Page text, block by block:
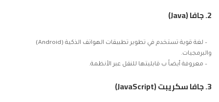
2. جافا (Java)
– لغة قوية تستخدم في تطوير تطبيقات الهواتف الذكية (Android)
والبرمجيات.
– معروفة أيضاً ب قابليتها للنقل عبر الأنظمة.
3. جافا سكريبت (JavaScript)